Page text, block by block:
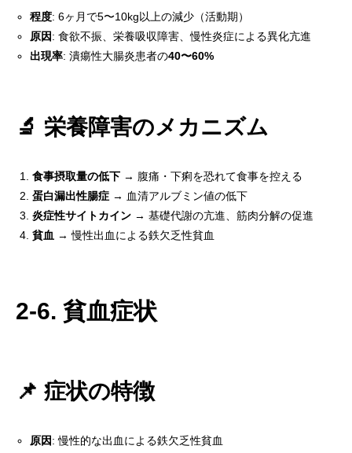
程度: 6ヶ月で5〜10kg以上の減少（活動期）
原因: 食欲不振、栄養吸収障害、慢性炎症による異化亢進
出現率: 潰瘍性大腸炎患者の40〜60%
🔬 栄養障害のメカニズム
食事摂取量の低下 → 腹痛・下痢を恐れて食事を控える
蛋白漏出性腸症 → 血清アルブミン値の低下
炎症性サイトカイン → 基礎代謝の亢進、筋肉分解の促進
貧血 → 慢性出血による鉄欠乏性貧血
2-6. 貧血症状
📌 症状の特徴
原因: 慢性的な出血による鉄欠乏性貧血